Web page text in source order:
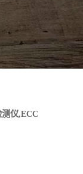
仪,ECC